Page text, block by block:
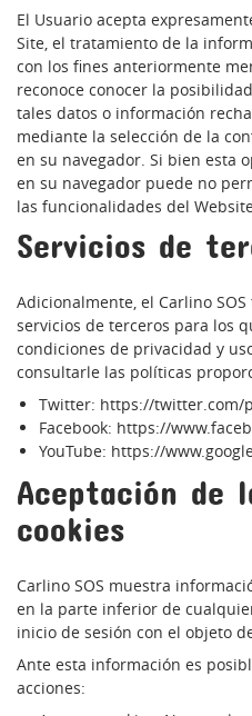
​El Usuario acepta
Site, el tratamiento de la
con los fines anteriormente
reconoce conocer la
tales datos o información
mediante la selección de la
en su navegador. Si bien esta
en su navegador puede no
las funcionalidades del
Servicios de
Adicionalmente, el Carlino
servicios de terceros para los
condiciones de privacidad y
consultarle las políticas
Twitter: https://twitter.com/
Facebook: https://
YouTube: https://
Aceptación de
cookies
Carlino SOS muestra
en la parte inferior de
inicio de sesión con el objeto
Ante esta información es
acciones: